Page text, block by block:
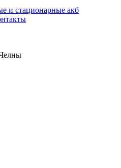
и стационарные акб